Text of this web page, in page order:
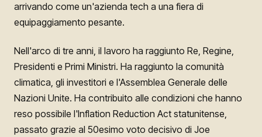
arrivando come un'azienda tech a una fiera di
equipaggiamento pesante.
Nell'arco di tre anni, il lavoro ha raggiunto Re, Regine,
Presidenti e Primi Ministri. Ha raggiunto la comunità
climatica, gli investitori e l'Assemblea Generale delle
Nazioni Unite. Ha contribuito alle condizioni che hanno
reso possibile l'Inflation Reduction Act statunitense,
passato grazie al 50esimo voto decisivo di Joe